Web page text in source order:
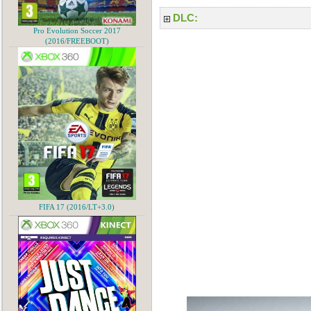
DLC:
Pro Evolution Soccer 2017
(2016/FREEBOOT)
FIFA 17 (2016/LT+3.0)